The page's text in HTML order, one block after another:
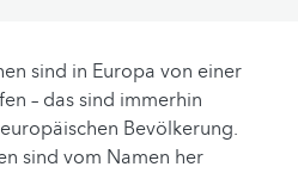
sind in Europa von einer
– das sind immerhin
Bevölkerung.
sind vom Namen her